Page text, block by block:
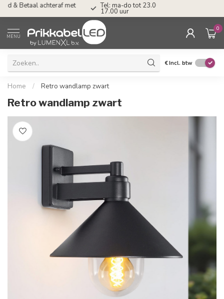
Tel: ma-do tot 23.00, vr tot 21.00, za tot
MENU
0
€Incl. btw
Home / Retro wandlamp zwart
Retro wandlamp zwart